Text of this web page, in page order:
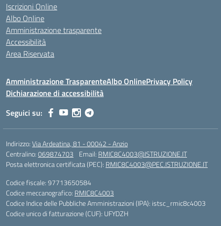
Iscrizioni Online
Albo Online
Amministrazione trasparente
Accessibilità
Area Riservata
Amministrazione TrasparenteAlbo OnlinePrivacy Policy
Dichiarazione di accessibilità
Seguici su:
Indirizzo:Via Ardeatina, 81 - 00042 - Anzio
Centralino:069874703 Email: RMIC8C4003@ISTRUZIONE.IT
Posta elettronica certificata (PEC): RMIC8C4003@PEC.ISTRUZIONE.IT
Codice fiscale: 97713650584
Codice meccanografico: RMIC8C4003
Codice Indice delle Pubbliche Amministrazioni (IPA): istsc_rmic8c4003
Codice unico di fatturazione (CUF): UFYDZH